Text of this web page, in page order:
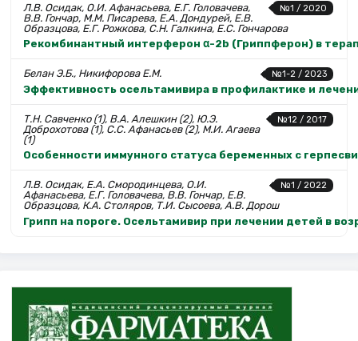
№1 / 2020
Л.В. Осидак, О.И. Афанасьева, Е.Г. Головачева,
В.В. Гончар, М.М. Писарева, Е.А. Дондурей, Е.В.
Образцова, Е.Г. Рожкова, С.Н. Галкина, Е.С. Гончарова
Рекомбинантный интерферон α-2b (Гриппферон) в
№1-2 / 2023
Белан Э.Б., Никифорова Е.М.
Эффективность осельтамивира в профилактике и
№12 / 2017
Т.Н. Савченко (1), В.А. Алешкин (2), Ю.Э.
Доброхотова (1), С.С. Афанасьев (2), М.И. Агаева
(1)
Особенности иммунного статуса беременных с
№1 / 2022
Л.В. Осидак, Е.А. Смородинцева, О.И.
Афанасьева, Е.Г. Головачева, В.В. Гончар, E.В.
Образцова, К.А. Столяров, Т.И. Сысоева, А.В. Дорош
Грипп на пороге. Осельтамивир при лечении детей в